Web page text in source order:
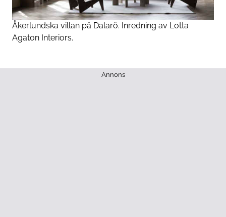
Åkerlundska villan på Dalarö. Inredning av Lotta
Agaton Interiors.
Annons